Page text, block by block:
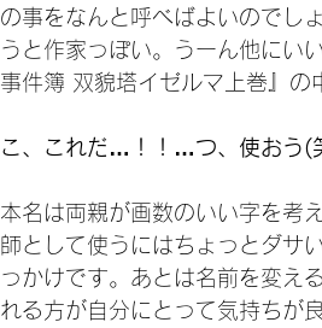
の事をなんと呼べばよいのでし
うと作家っぽい。うーん他にい
事件簿 双貌塔イゼルマ上巻』の
こ、これだ…！！…つ、使おう(
本名は両親が画数のいい字を考
師として使うにはちょっとダサ
っかけです。あとは名前を変え
れる方が自分にとって気持ちが